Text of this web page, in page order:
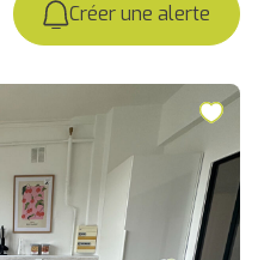
Créer une alerte